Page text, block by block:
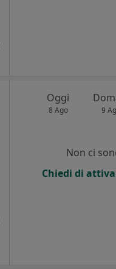
Oggi
8 Ago 9
Non ci
Chiedi di